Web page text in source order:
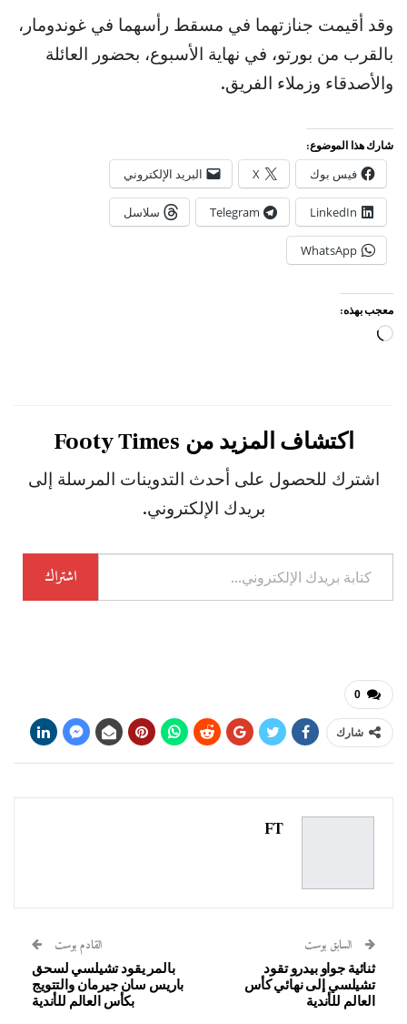
وقد أقيمت جنازتهما في مسقط رأسهما في غوندومار،
بالقرب من بورتو، في نهاية الأسبوع، بحضور العائلة
والأصدقاء وزملاء الفريق.
شارك هذا الموضوع:
فيس بوك X البريد الإلكتروني
LinkedIn
Telegram سلاسل
WhatsApp
معجب بهذه:
جاري
اكتشاف المزيد من Footy Times
اشترك للحصول على أحدث التدوينات المرسلة إلى
بريدك الإلكتروني.
كتابة
بريدك
اشتراك
0
شارك
FT
السابق بوست
ثنائية جواو بيدرو تقود
تشيلسي إلى نهائي كأس
العالم للأندية
القادم بوست
بالمر يقود تشيلسي لسحق
باريس سان جيرمان والتتويج
بكأس العالم للأندية